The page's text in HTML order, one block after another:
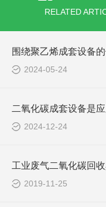
RELATED
2024-05-24
2024-12-24
2019-11-25